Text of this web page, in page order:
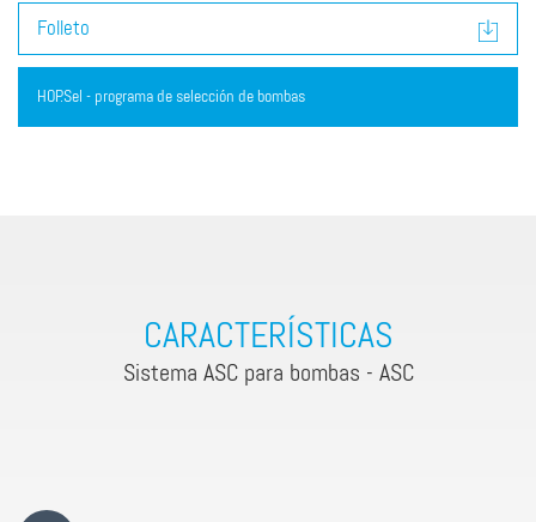
Folleto
HOP.Sel - programa de selección de bombas
CARACTERÍSTICAS
Sistema ASC para bombas - ASC